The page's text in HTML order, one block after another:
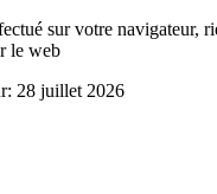
sur votre navigateur,
le web
: 28 juillet 2026